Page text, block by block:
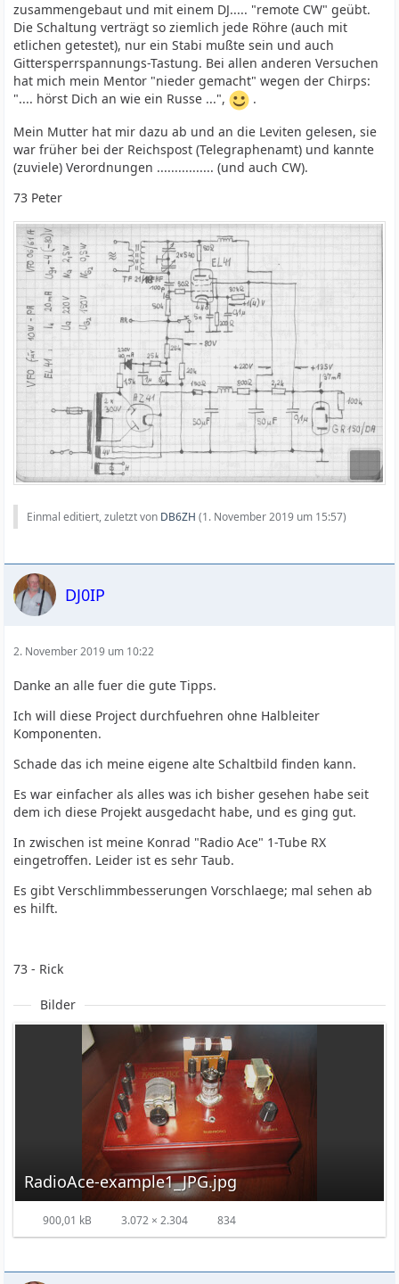
zusammengebaut und mit einem DJ..... "remote CW" geübt.
Die Schaltung verträgt so ziemlich jede Röhre (auch mit
etlichen getestet), nur ein Stabi mußte sein und auch
Gittersperrspannungs-Tastung. Bei allen anderen Versuchen
hat mich mein Mentor "nieder gemacht" wegen der Chirps:
".... hörst Dich an wie ein Russe ...",
.
Mein Mutter hat mir dazu ab und an die Leviten gelesen, sie
war früher bei der Reichspost (Telegraphenamt) und kannte
(zuviele) Verordnungen ................ (und auch CW).
73 Peter
Einmal editiert, zuletzt von DB6ZH (1. November 2019 um 15:57)
DJ0IP
2. November 2019 um 10:22
Danke an alle fuer die gute Tipps.
Ich will diese Project durchfuehren ohne Halbleiter
Komponenten.
Schade das ich meine eigene alte Schaltbild finden kann.
Es war einfacher als alles was ich bisher gesehen habe seit
dem ich diese Projekt ausgedacht habe, und es ging gut.
In zwischen ist meine Konrad "Radio Ace" 1-Tube RX
eingetroffen. Leider ist es sehr Taub.
Es gibt Verschlimmbesserungen Vorschlaege; mal sehen ab
es hilft.
73 - Rick
Bilder
RadioAce-example1_JPG.jpg
900,01 kB 3.072 × 2.304 834